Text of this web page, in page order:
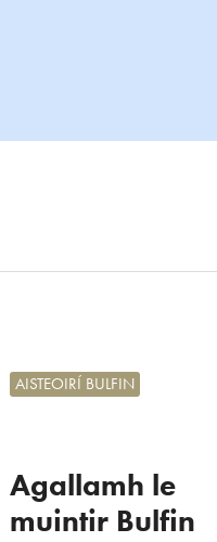
Agallamh le
muintir Bulfin
AISTEOIRÍ BULFIN